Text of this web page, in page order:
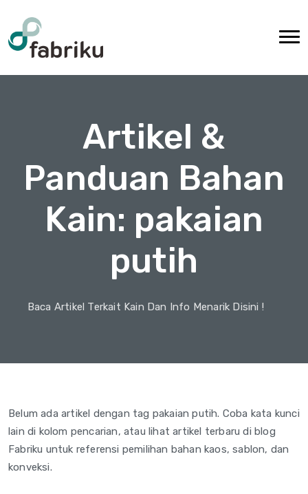
Artikel &
Panduan Bahan
Kain: pakaian
putih
Baca Artikel Terkait Kain Dan Info Menarik Disini !
Belum ada artikel dengan tag pakaian putih. Coba kata kunci
lain di kolom pencarian, atau lihat artikel terbaru di blog
Fabriku untuk referensi pemilihan bahan kaos, sablon, dan
konveksi.